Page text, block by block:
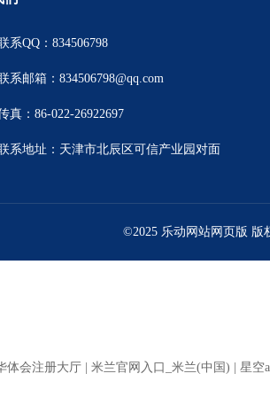
系QQ：834506798
系邮箱：834506798@qq.com
真：86-022-26922697
系地址：天津市北辰区可信产业园对面
©2025 乐动网站网页版 版
体会注册大厅 米兰官网入口_米兰(中国)
星空